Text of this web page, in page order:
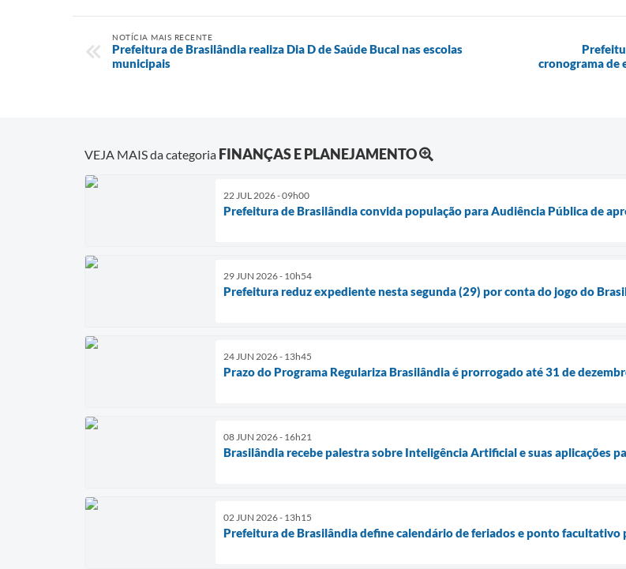
NOTÍCIA MAIS RECENTE
Prefeitura de Brasilândia realiza Dia D de Saúde Bucal nas escolas
municipais
cronograma de
VEJA MAIS da categoria FINANÇAS E PLANEJAMENTO
22 JUL 2026 - 09h00
Prefeitura de Brasilândia convida população para Audiência Pública de
29 JUN 2026 - 10h54
Prefeitura reduz expediente nesta segunda (29) por conta do jogo do
24 JUN 2026 - 13h45
Prazo do Programa Regulariza Brasilândia é prorrogado até 31 de
08 JUN 2026 - 16h21
Brasilândia recebe palestra sobre Inteligência Artificial e suas aplicações
02 JUN 2026 - 13h15
Prefeitura de Brasilândia define calendário de feriados e ponto facultativo